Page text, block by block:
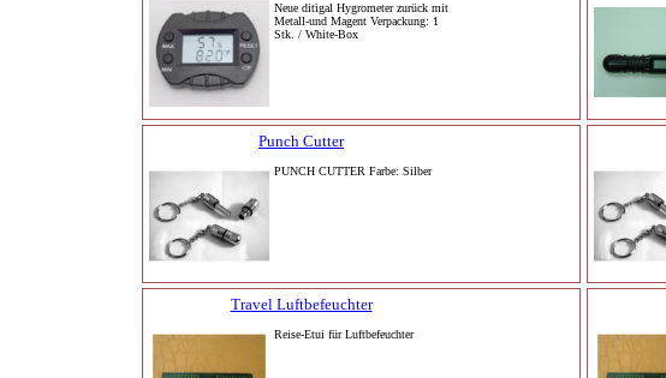
Neue ditigal Hygrometer zurück mit
Metall-und Magent Verpackung: 1
Stk. / White-Box
Punch Cutter
PUNCH CUTTER Farbe: Silber
Travel Luftbefeuchter
Reise-Etui für Luftbefeuchter